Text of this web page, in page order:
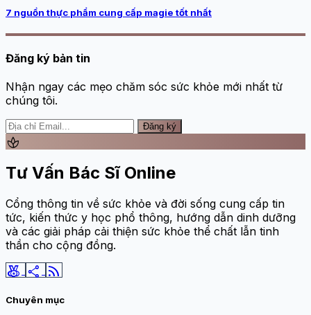
7 nguồn thực phẩm cung cấp magie tốt nhất
Đăng ký bản tin
Nhận ngay các mẹo chăm sóc sức khỏe mới nhất từ
chúng tôi.
Đăng ký
spa
Tư Vấn Bác Sĩ Online
Cổng thông tin về sức khỏe và đời sống cung cấp tin
tức, kiến thức y học phổ thông, hướng dẫn dinh dưỡng
và các giải pháp cải thiện sức khỏe thể chất lẫn tinh
thần cho cộng đồng.
social_leaderboard share rss_feed
Chuyên mục